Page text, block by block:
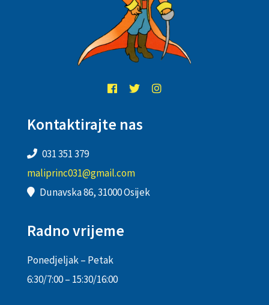
Kontaktirajte nas
031 351 379
maliprinc031@gmail.com
Dunavska 86, 31000 Osijek
Radno vrijeme
Ponedjeljak – Petak
6:30/7:00 – 15:30/16:00